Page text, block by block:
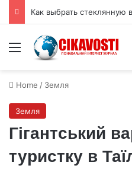
Menu
Home / Земля
Земля
Гігантський
туристку в